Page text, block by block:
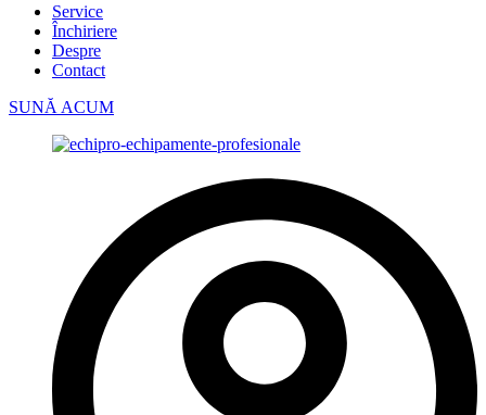
Service
Închiriere
Despre
Contact
SUNĂ ACUM